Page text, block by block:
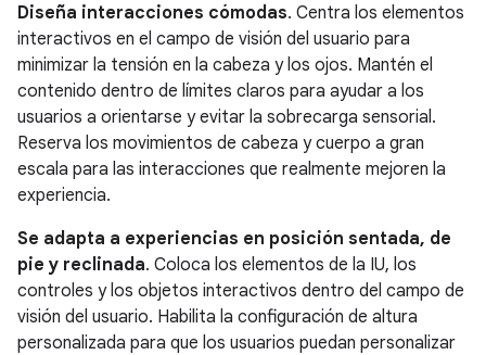
Diseña interacciones cómodas. Centra los elementos
interactivos en el campo de visión del usuario para
minimizar la tensión en la cabeza y los ojos. Mantén el
contenido dentro de límites claros para ayudar a los
usuarios a orientarse y evitar la sobrecarga sensorial.
Reserva los movimientos de cabeza y cuerpo a gran
escala para las interacciones que realmente mejoren la
experiencia.
Se adapta a experiencias en posición sentada, de
pie y reclinada. Coloca los elementos de la IU, los
controles y los objetos interactivos dentro del campo de
visión del usuario. Habilita la configuración de altura
personalizada para que los usuarios puedan personalizar